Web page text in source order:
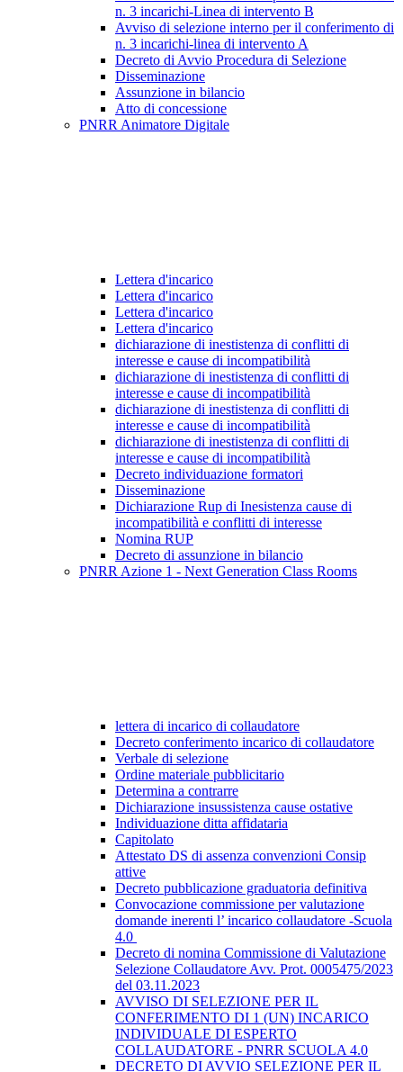
n. 3 incarichi-Linea di intervento B
Avviso di selezione interno per il conferimento di
n. 3 incarichi-linea di intervento A
Decreto di Avvio Procedura di Selezione
Disseminazione
Assunzione in bilancio
Atto di concessione
PNRR Animatore Digitale
Lettera d'incarico
Lettera d'incarico
Lettera d'incarico
Lettera d'incarico
dichiarazione di inestistenza di conflitti di
interesse e cause di incompatibilità
dichiarazione di inestistenza di conflitti di
interesse e cause di incompatibilità
dichiarazione di inestistenza di conflitti di
interesse e cause di incompatibilità
dichiarazione di inestistenza di conflitti di
interesse e cause di incompatibilità
Decreto individuazione formatori
Disseminazione
Dichiarazione Rup di Inesistenza cause di
incompatibilità e conflitti di interesse
Nomina RUP
Decreto di assunzione in bilancio
PNRR Azione 1 - Next Generation Class Rooms
lettera di incarico di collaudatore
Decreto conferimento incarico di collaudatore
Verbale di selezione
Ordine materiale pubblicitario
Determina a contrarre
Dichiarazione insussistenza cause ostative
Individuazione ditta affidataria
Capitolato
Attestato DS di assenza convenzioni Consip
attive
Decreto pubblicazione graduatoria definitiva
Convocazione commissione per valutazione
domande inerenti l’ incarico collaudatore -Scuola
4.0
Decreto di nomina Commissione di Valutazione
Selezione Collaudatore Avv. Prot. 0005475/2023
del 03.11.2023
AVVISO DI SELEZIONE PER IL
CONFERIMENTO DI 1 (UN) INCARICO
INDIVIDUALE DI ESPERTO
COLLAUDATORE - PNRR SCUOLA 4.0
DECRETO DI AVVIO SELEZIONE PER IL